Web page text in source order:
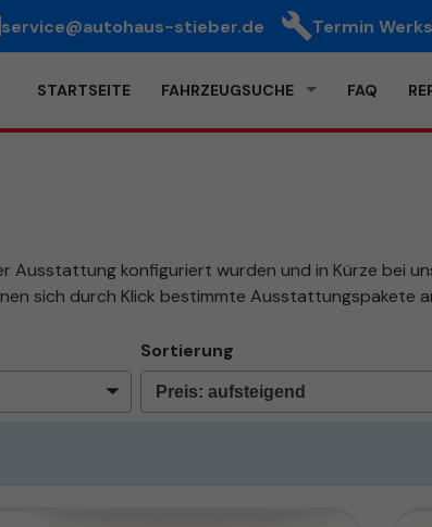
service@autohaus-stieber.de Termin
STARTSEITE FAHRZEUGSUCHE FAQ
Ausstattung konfiguriert wurden und in Kürze bei
sich durch Klick bestimmte Ausstattungspakete
Sortierung